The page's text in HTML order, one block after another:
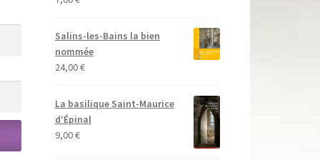
Salins-les-Bains la bien
nommée
24,00€
La basilique Saint-Maurice
d’Épinal
9,00€